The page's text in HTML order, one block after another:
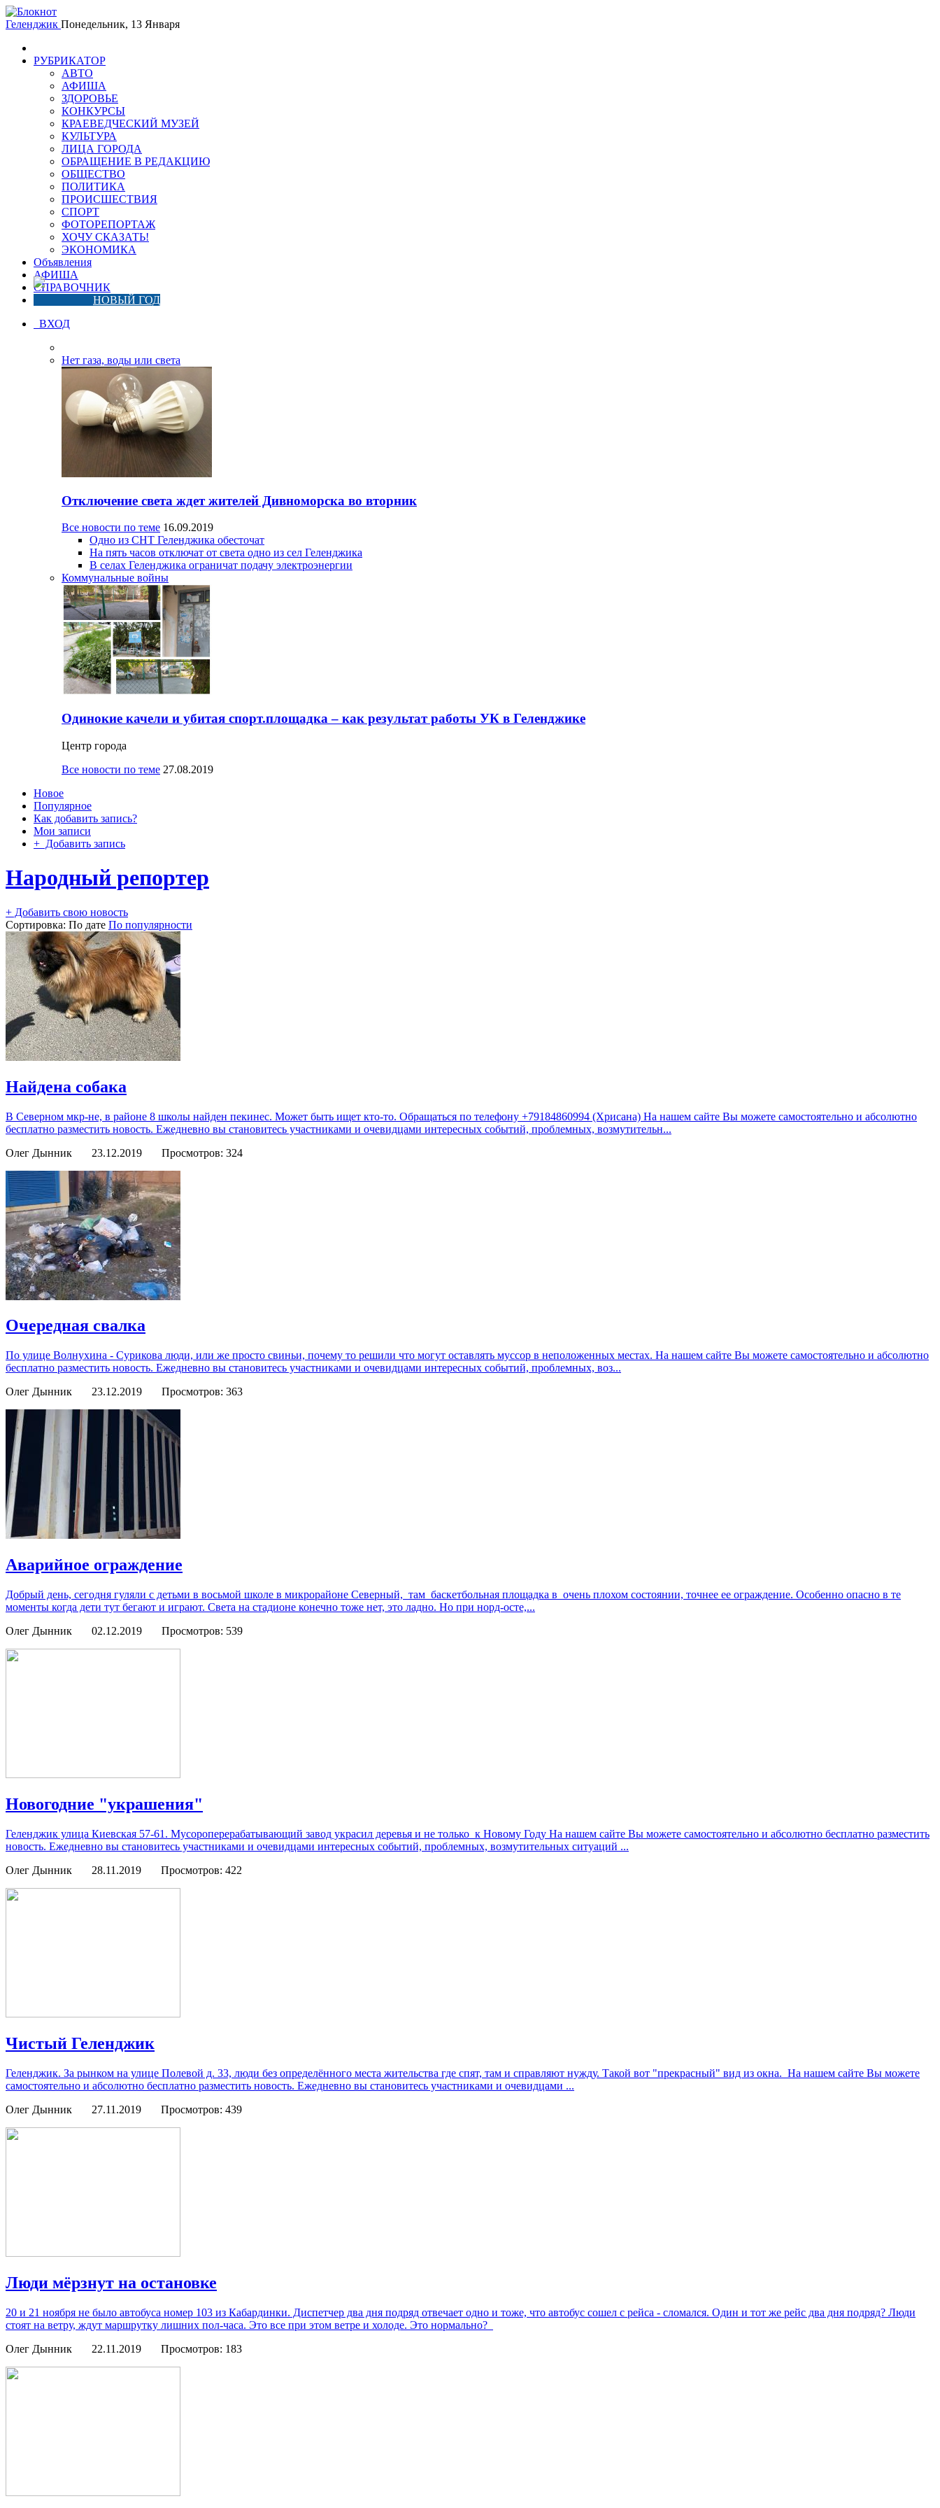
Геленджик Понедельник, 13 Января
РУБРИКАТОР
АВТО
АФИША
ЗДОРОВЬЕ
КОНКУРСЫ
КРАЕВЕДЧЕСКИЙ МУЗЕЙ
КУЛЬТУРА
ЛИЦА ГОРОДА
ОБРАЩЕНИЕ В РЕДАКЦИЮ
ОБЩЕСТВО
ПОЛИТИКА
ПРОИСШЕСТВИЯ
СПОРТ
ФОТОРЕПОРТАЖ
ХОЧУ СКАЗАТЬ!
ЭКОНОМИКА
Объявления
АФИША
СПРАВОЧНИК
НОВЫЙ ГОД
ВХОД
Нет газа, воды или света
Отключение света ждет жителей Дивноморска во вторник
Все новости по теме 16.09.2019
Одно из СНТ Геленджика обесточат
На пять часов отключат от света одно из сел Геленджика
В селах Геленджика ограничат подачу электроэнергии
Коммунальные войны
Одинокие качели и убитая спорт.площадка – как результат работы УК в Геленджике
Центр города
Все новости по теме 27.08.2019
Новое
Популярное
Как добавить запись?
Мои записи
+ Добавить запись
Народный репортер
+ Добавить свою новость
Сортировка: По дате По популярности
Найдена собака
В Северном мкр-не, в районе 8 школы найден пекинес. Может быть ищет кто-то. Обращаться по телефону +79184860994 (Хрисана) На нашем сайте Вы можете самостоятельно и абсолютно
бесплатно разместить новость. Ежедневно вы становитесь участниками и очевидцами интересных событий, проблемных, возмутительн...
Олег Дынник
23.12.2019 Просмотров: 324
Очередная свалка
По улице Волнухина - Сурикова люди, или же просто свиньи, почему то решили что могут оставлять муссор в неположенных местах. На нашем сайте Вы можете самостоятельно и абсолютно
бесплатно разместить новость. Ежедневно вы становитесь участниками и очевидцами интересных событий, проблемных, воз...
Олег Дынник
23.12.2019 Просмотров: 363
Аварийное ограждение
Добрый день, сегодня гуляли с детьми в восьмой школе в микрорайоне Северный, там баскетбольная площадка в очень плохом состоянии, точнее ее ограждение. Особенно опасно в те
моменты когда дети тут бегают и играют. Света на стадионе конечно тоже нет, это ладно. Но при норд-осте,...
Олег Дынник
02.12.2019 Просмотров: 539
Новогодние "украшения"
Геленджик улица Киевская 57-61. Мусороперерабатывающий завод украсил деревья и не только к Новому Году На нашем сайте Вы можете самостоятельно и абсолютно бесплатно разместить
новость. Ежедневно вы становитесь участниками и очевидцами интересных событий, проблемных, возмутительных ситуаций ...
Олег Дынник
28.11.2019 Просмотров: 422
Чистый Геленджик
Геленджик. За рынком на улице Полевой д. 33, люди без определённого места жительства где спят, там и справляют нужду. Такой вот "прекрасный" вид из окна. На нашем сайте Вы можете
самостоятельно и абсолютно бесплатно разместить новость. Ежедневно вы становитесь участниками и очевидцами ...
Олег Дынник
27.11.2019 Просмотров: 439
Люди мёрзнут на остановке
20 и 21 ноября не было автобуса номер 103 из Кабардинки. Диспетчер два дня подряд отвечает одно и тоже, что автобус сошел с рейса - сломался. Один и тот же рейс два дня подряд? Люди
стоят на ветру, ждут маршрутку лишних пол-часа. Это все при этом ветре и холоде. Это нормально?
Олег Дынник
22.11.2019 Просмотров: 183